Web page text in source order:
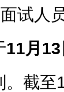
人员
11月
。截至